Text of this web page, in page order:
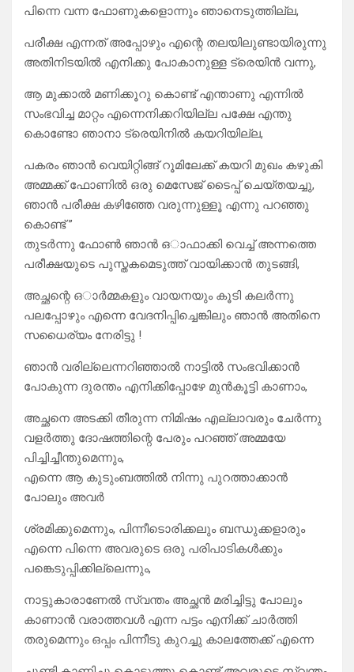
പിന്നെ വന്ന ഫോണുകളൊന്നും ഞാനെടുത്തില്ല,
പരീക്ഷ എന്നത് അപ്പോഴും എന്റെ തലയിലുണ്ടായിരുന്നു
അതിനിടയിൽ എനിക്കു പോകാനുള്ള ട്രെയിൻ വന്നു,
ആ മുക്കാൽ മണിക്കൂറു കൊണ്ട് എന്താണു എന്നിൽ
സംഭവിച്ച മാറ്റം എന്നെനിക്കറിയില്ല പക്ഷേ എന്തു
കൊണ്ടോ ഞാനാ ട്രെയിനിൽ കയറിയില്ല,
പകരം ഞാൻ വെയിറ്റിങ്ങ് റൂമിലേക്ക് കയറി മുഖം കഴുകി
അമ്മക്ക് ഫോണിൽ ഒരു മെസേജ് ടൈപ്പ് ചെയ്തയച്ചു,
ഞാൻ പരീക്ഷ കഴിഞ്ഞേ വരുന്നുള്ളൂ എന്നു പറഞ്ഞു
കൊണ്ട് ”
തുടർന്നു ഫോൺ ഞാൻ ഒാഫാക്കി വെച്ച് അന്നത്തെ
പരീക്ഷയുടെ പുസ്തകമെടുത്ത് വായിക്കാൻ തുടങ്ങി,
അച്ഛന്റെ ഒാർമ്മകളും വായനയും കൂടി കലർന്നു
പലപ്പോഴും എന്നെ വേദനിപ്പിച്ചെങ്കിലും ഞാൻ അതിനെ
സധൈര്യം നേരിട്ടു !
ഞാൻ വരില്ലെന്നറിഞ്ഞാൽ നാട്ടിൽ സംഭവിക്കാൻ
പോകുന്ന ദുരന്തം എനിക്കിപ്പോഴേ മുൻകൂട്ടി കാണാം,
അച്ഛനെ അടക്കി തീരുന്ന നിമിഷം എല്ലാവരും ചേർന്നു
വളർത്തു ദോഷത്തിന്റെ പേരും പറഞ്ഞ് അമ്മയേ
പിച്ചിച്ചീന്തുമെന്നും,
എന്നെ ആ കുടുംബത്തിൽ നിന്നു പുറത്താക്കാൻ
പോലും അവർ
ശ്രമിക്കുമെന്നും, പിന്നീടൊരിക്കലും ബന്ധുക്കളാരും
എന്നെ പിന്നെ അവരുടെ ഒരു പരിപാടികൾക്കും
പങ്കെടുപ്പിക്കില്ലെന്നും,
നാട്ടുകാരാണേൽ സ്വന്തം അച്ഛൻ മരിച്ചിട്ടു പോലും
കാണാൻ വരാത്തവൾ എന്ന പട്ടം എനിക്ക് ചാർത്തി
തരുമെന്നും ഒപ്പം പിന്നീടു കുറച്ചു കാലത്തേക്ക് എന്നെ